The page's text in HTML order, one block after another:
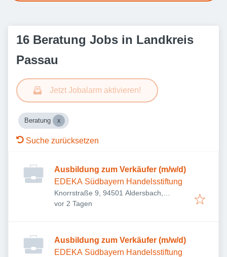
16 Beratung Jobs in Landkreis
Passau
Jetzt Jobalarm aktivieren!
Beratung
Suche zurücksetzen
Ausbildung zum Verkäufer (m/w/d)
EDEKA Südbayern Handelsstiftung
Knorrstraße 9, 94501 Aldersbach,
Deutschland
Veröffentlicht
vor 2 Tagen
Ausbildung zum Verkäufer (m/w/d)
EDEKA Südbayern Handelsstiftung